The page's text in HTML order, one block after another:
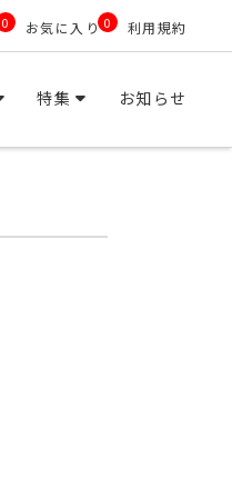
0 お気に入り 0 利用規約
特集 お知らせ